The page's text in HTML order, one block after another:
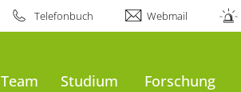
Telefonbuch Webmail
Team Studium Forschung